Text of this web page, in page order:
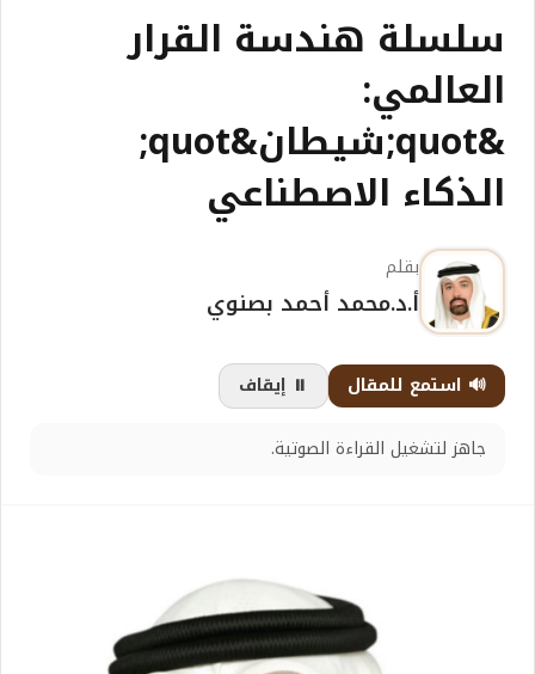
سلسلة هندسة القرار
العالمي:
&quot;شيطان&quot;
الذكاء الاصطناعي
بقلم
أ.د.محمد أحمد بصنوي
🔊 استمع للمقال
⏸️ إيقاف
جاهز لتشغيل القراءة الصوتية.